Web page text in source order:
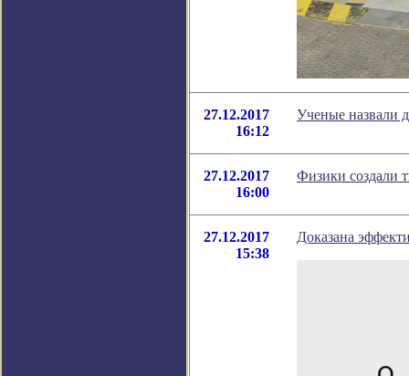
27.12.2017
16:12
Ученые назвали
27.12.2017
16:00
Физики создали
27.12.2017
15:38
Доказана